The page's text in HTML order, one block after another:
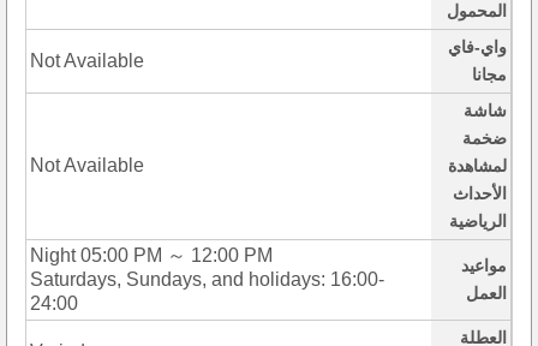
المحمول
واي-فاي
مجانا
Not Available
شاشة
ضخمة
لمشاهدة
الأحداث
الرياضية
Not Available
مواعيد
العمل
Night 05:00 PM ～ 12:00 PM
Saturdays, Sundays, and holidays: 16:00-
24:00
العطلة